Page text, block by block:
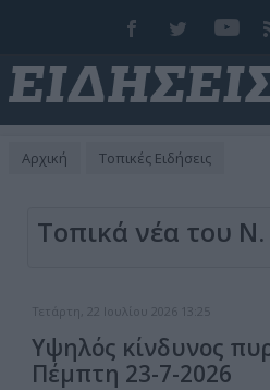
Αρχική Τοπικές Ειδήσεις
Τοπικά νέα του Ν.
Τετάρτη, 22 Ιουλίου 2026 13:25
Υψηλός κίνδυνος
Πέμπτη 23-7-2026